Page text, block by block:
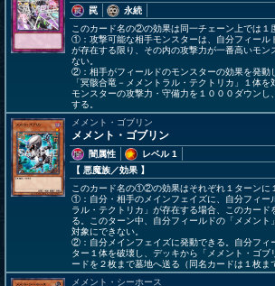
罠
永続
このカード名の②の効果は同一チェーン上では１
①：攻撃可能な相手モンスターは、自分フィール
が存在する限り、その内の攻撃力が一番高いモン
ない。
②：相手がフィールドのモンスターの効果を発動
「冥骸合竜－メメントラル・テクトリカ」１体
モンスターの攻撃力・守備力を１０００ダウンし
する。
メメント・ゴブリン
メメント・ゴブリン
闇属性
レベル 1
【 悪魔族／効果 】
このカード名の①②の効果はそれぞれ１ターンに
①：自分・相手のメインフェイズに、自分フィー
ラル・テクトリカ」が存在する場合、このカード
る。このターン中、自分フィールドの「メメント
対象にできない。
②：自分メインフェイズに発動できる。自分フィ
ター１体を破壊し、デッキから「メメント・ゴブ
ードを２枚まで墓地へ送る（同名カードは１枚ま
メメント・シーホース